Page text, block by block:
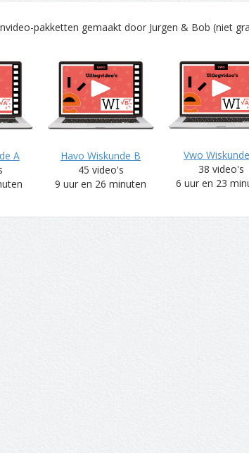
pakketten gemaakt door Jurgen & Bob (niet
A
Havo Wiskunde B
45 video's
9 uur en 26 minuten
Vwo
38 video's
6 uur en 23